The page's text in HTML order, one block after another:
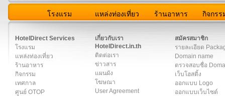
โรงแรม แหล่งท่องเที่ยว ร้านอาหาร กิจกรร
HotelDirect Services
โรงแรม
แหล่งท่องเที่ยว
ร้านอาหาร
กิจกรรม
เทศกาล
ศูนย์ OTOP
เกี่ยวกับเรา
HotelDirect.in.th
ติดต่อเรา
ข่าวสาร
แผนผัง
โฆษณา
User Agreement
สมัครสมาชิก
รายละเอียด
Domain name
ตรวจสอบชื่อ
เว็บโฮสติ้ง
ออกแบบ Logo
ออกแบบเว็บไซต์